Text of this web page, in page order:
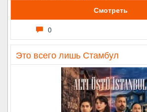
Смотреть
0
Это всего лишь Стамбул